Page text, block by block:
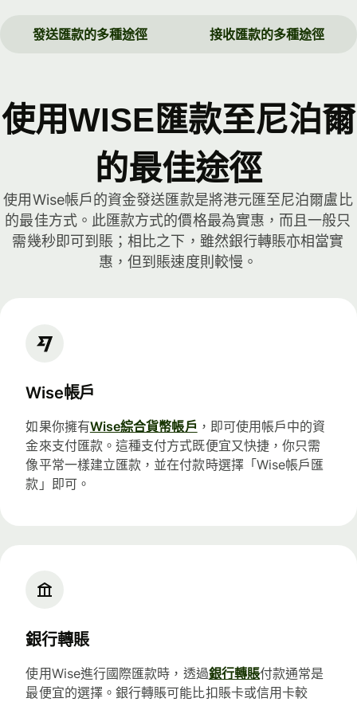
發送匯款的多種途徑 接收匯款的多種途徑
使用WISE匯款至尼泊爾
的最佳途徑
使用Wise帳戶的資金發送匯款是將港元匯至尼泊爾盧比
的最佳方式。此匯款方式的價格最為實惠，而且一般只
需幾秒即可到賬；相比之下，雖然銀行轉賬亦相當實
惠，但到賬速度則較慢。
Wise帳戶
如果你擁有Wise綜合貨幣帳戶 ，即可使用帳戶中的資
金來支付匯款。這種支付方式既便宜又快捷，你只需
像平常一樣建立匯款，並在付款時選擇「Wise帳戶匯
款」即可。
銀行轉賬
使用Wise進行國際匯款時，透過銀行轉賬付款通常是
最便宜的選擇。銀行轉賬可能比扣賬卡或信用卡較